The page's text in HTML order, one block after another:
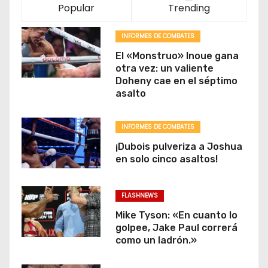
Popular Trending
INFORMES DE COMBATES
El «Monstruo» Inoue gana
otra vez: un valiente
Doheny cae en el séptimo
asalto
INFORMES DE COMBATES
¡Dubois pulveriza a Joshua
en solo cinco asaltos!
FLASHNEWS
Mike Tyson: «En cuanto lo
golpee, Jake Paul correrá
como un ladrón.»